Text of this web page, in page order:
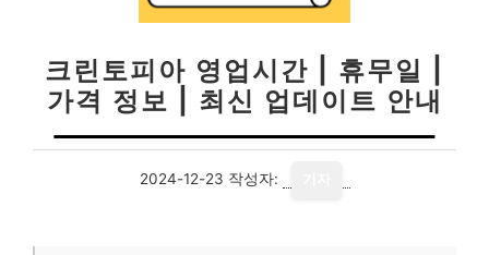
크린토피아 영업시간 | 휴무일 |
가격 정보 | 최신 업데이트 안내
2024-12-23 작성자: